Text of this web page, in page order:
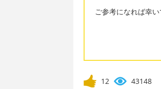
ご参考になれば幸い
12 43148